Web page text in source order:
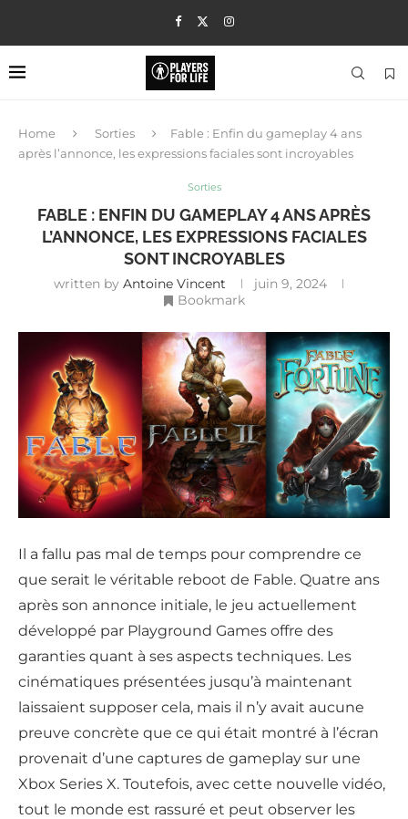
Home Sorties
Fable : Enfin du gameplay 4 ans
après l’annonce, les expressions faciales sont incroyables
Sorties
FABLE : ENFIN DU GAMEPLAY 4 ANS APRÈS
L’ANNONCE, LES EXPRESSIONS FACIALES
SONT INCROYABLES
written by Antoine Vincent
juin 9, 2024
Bookmark
Il a fallu pas mal de temps pour comprendre ce
que serait le véritable reboot de Fable. Quatre ans
après son annonce initiale, le jeu actuellement
développé par Playground Games offre des
garanties quant à ses aspects techniques. Les
cinématiques présentées jusqu’à maintenant
laissaient supposer cela, mais il n’y avait aucune
preuve concrète que ce qui était montré à l’écran
provenait d’une captures de gameplay sur une
Xbox Series X. Toutefois, avec cette nouvelle vidéo,
tout le monde est rassuré et peut observer les